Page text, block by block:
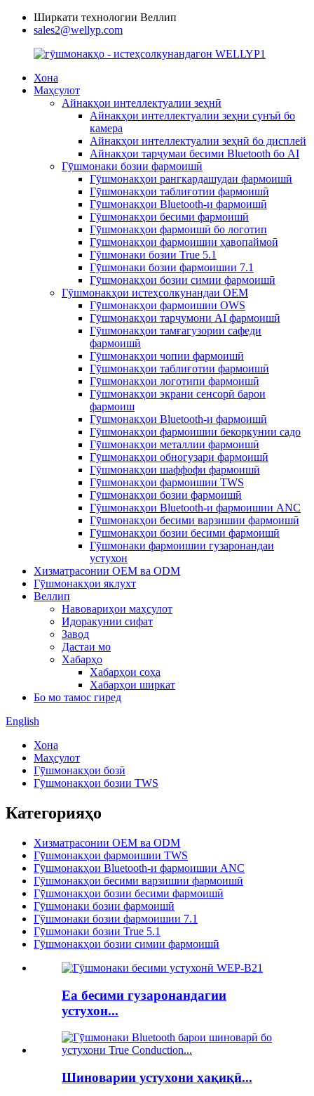
Ширкати технологии Веллип
sales2@wellyp.com
Хона
Маҳсулот
Айнакҳои интеллектуалии зеҳнӣ
Айнакҳои интеллектуалии зеҳни сунъӣ бо
камера
Айнакҳои интеллектуалии зеҳнӣ бо дисплей
Айнакҳои тарҷумаи бесими Bluetooth бо AI
Гӯшмонаки бозии фармоишӣ
Гӯшмонакҳои рангкардашудаи фармоишӣ
Гӯшмонакҳои таблиғотии фармоишӣ
Гӯшмонакҳои Bluetooth-и фармоишӣ
Гӯшмонакҳои бесими фармоишӣ
Гӯшмонакҳои фармоишӣ бо логотип
Гӯшмонакҳои фармоишии ҳавопаймоӣ
Гӯшмонаки бозии True 5.1
Гӯшмонаки бозии фармоишии 7.1
Гӯшмонакҳои бозии симии фармоишӣ
Гӯшмонакҳои истеҳсолкунандаи OEM
Гӯшмонакҳои фармоишии OWS
Гӯшмонакҳои тарҷумони AI фармоишӣ
Гӯшмонакҳои тамғагузории сафеди
фармоишӣ
Гӯшмонакҳои чопии фармоишӣ
Гӯшмонакҳои таблиғотии фармоишӣ
Гӯшмонакҳои логотипи фармоишӣ
Гӯшмонакҳои экрани сенсорӣ барои
фармоиш
Гӯшмонакҳои Bluetooth-и фармоишӣ
Гӯшмонакҳои фармоишии бекоркунии садо
Гӯшмонакҳои металлии фармоишӣ
Гӯшмонакҳои обногузари фармоишӣ
Гӯшмонакҳои шаффофи фармоишӣ
Гӯшмонакҳои фармоишии TWS
Гӯшмонакҳои бозии фармоишӣ
Гӯшмонакҳои Bluetooth-и фармоишии ANC
Гӯшмонакҳои бесими варзишии фармоишӣ
Гӯшмонакҳои бозии бесими фармоишӣ
Гӯшмонаки фармоишии гузаронандаи
устухон
Хизматрасонии OEM ва ODM
Гӯшмонакҳои яклухт
Веллип
Навовариҳои маҳсулот
Идоракунии сифат
Завод
Дастаи мо
Хабарҳо
Хабарҳои соҳа
Хабарҳои ширкат
Бо мо тамос гиред
English
Хона
Маҳсулот
Гӯшмонакҳои бозӣ
Гӯшмонакҳои бозии TWS
Категорияҳо
Хизматрасонии OEM ва ODM
Гӯшмонакҳои фармоишии TWS
Гӯшмонакҳои Bluetooth-и фармоишии ANC
Гӯшмонакҳои бесими варзишии фармоишӣ
Гӯшмонакҳои бозии бесими фармоишӣ
Гӯшмонаки бозии фармоишӣ
Гӯшмонаки бозии фармоишии 7.1
Гӯшмонаки бозии True 5.1
Гӯшмонакҳои бозии симии фармоишӣ
Ea бесими гузаронандагии
устухон...
Шиноварии устухони ҳақиқӣ...